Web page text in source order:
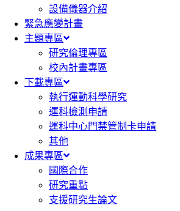
設備儀器介紹
緊急應變計畫
主題專區
研究倫理專區
校內計畫專區
下載專區
執行運動科學研究
運科檢測申請
運科中心門禁管制卡申請
其他
成果專區
國際合作
研究重點
支援研究生論文